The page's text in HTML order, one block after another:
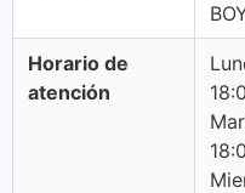
Horario de
atención